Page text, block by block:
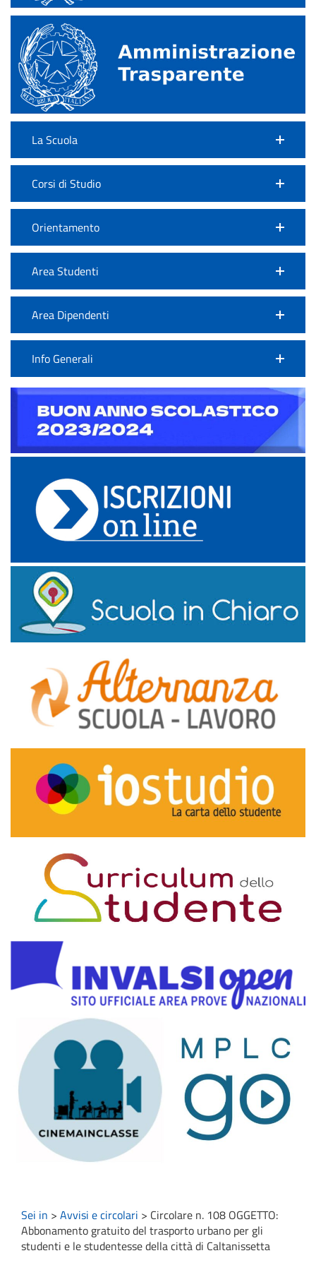
La Scuola
Corsi di Studio
Orientamento
Area Studenti
Area Dipendenti
Info Generali
Sei in > Avvisi e circolari > Circolare n. 108 OGGETTO:
Abbonamento gratuito del trasporto urbano per gli
studenti e le studentesse della città di Caltanissetta